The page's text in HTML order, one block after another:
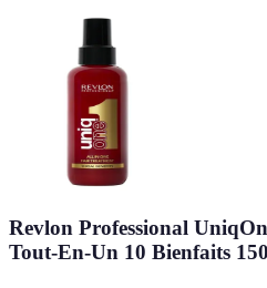
Revlon Professional
Tout-En-Un 10 Bienfaits